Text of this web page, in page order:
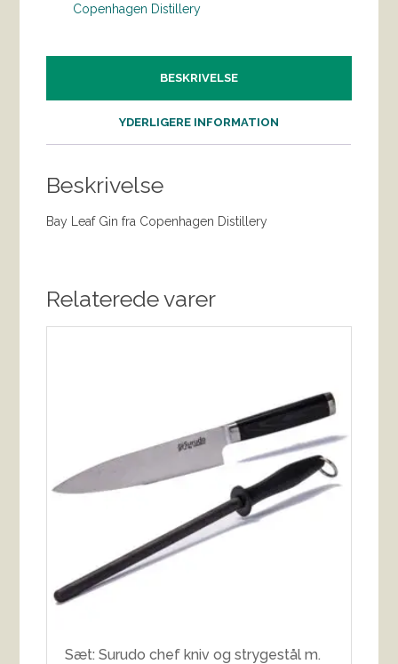
Copenhagen Distillery
BESKRIVELSE
YDERLIGERE INFORMATION
Beskrivelse
Bay Leaf Gin fra Copenhagen Distillery
Relaterede varer
Sæt: Surudo chef kniv og strygestål m.